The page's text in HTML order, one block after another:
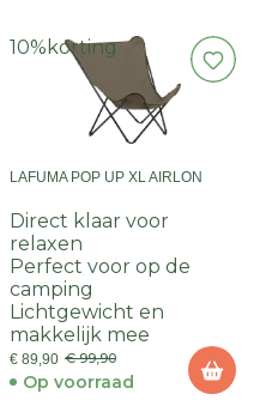
10% korting
LAFUMA POP UP XL AIRLON
Direct klaar voor
relaxen
Perfect voor op de
camping
Lichtgewicht en
makkelijk mee
€ 89,90 € 99,90
Op voorraad